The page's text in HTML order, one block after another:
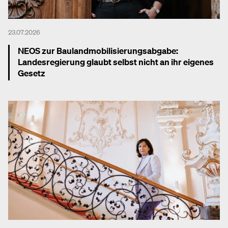
23.07.2026
NEOS zur Baulandmobilisierungsabgabe:
Landesregierung glaubt selbst nicht an ihr eigenes
Gesetz